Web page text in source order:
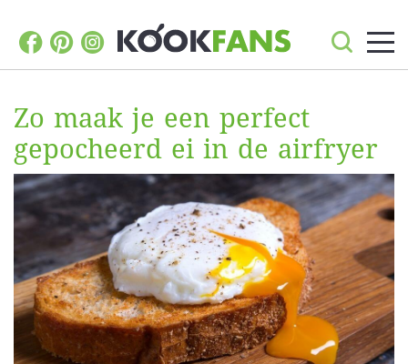
Zo maak je een perfect
gepocheerd ei in de airfryer